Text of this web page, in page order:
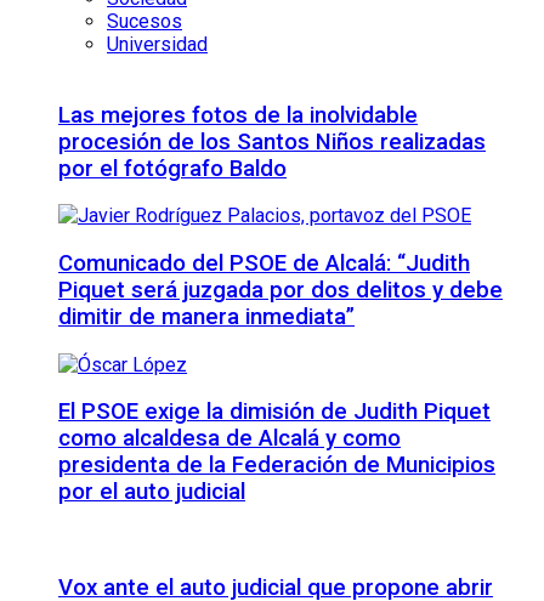
Sucesos
Universidad
Las mejores fotos de la inolvidable
procesión de los Santos Niños realizadas
por el fotógrafo Baldo
Comunicado del PSOE de Alcalá: “Judith
Piquet será juzgada por dos delitos y debe
dimitir de manera inmediata”
El PSOE exige la dimisión de Judith Piquet
como alcaldesa de Alcalá y como
presidenta de la Federación de Municipios
por el auto judicial
Vox ante el auto judicial que propone abrir